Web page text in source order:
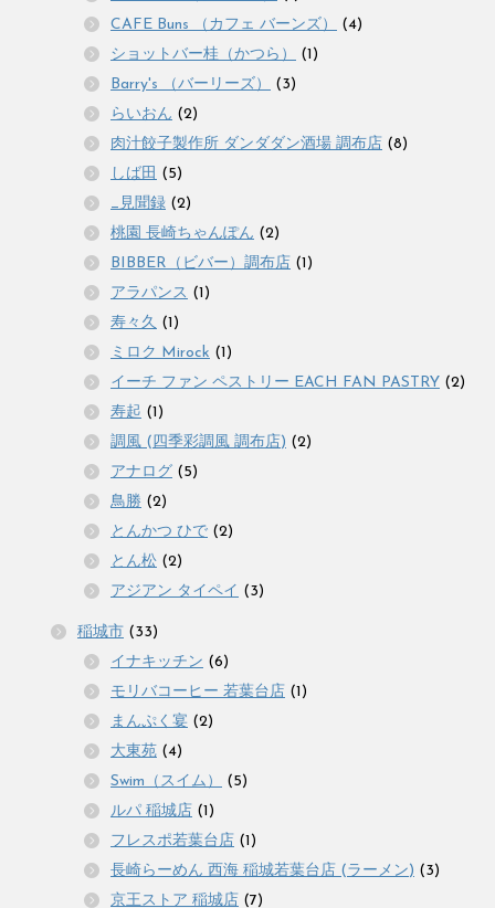
CAFE Buns （カフェ バーンズ）
(4)
ショットバー桂（かつら）
(1)
Barry's （バーリーズ）
(3)
らいおん (2)
肉汁餃子製作所 ダンダダン酒場 調布店 (8)
しば田 (5)
_見聞録 (2)
桃園 長崎ちゃんぽん (2)
BIBBER（ビバー）調布店 (1)
アラパンス (1)
寿々久 (1)
ミロク Mirock (1)
イーチ ファン ペストリー EACH FAN PASTRY (2)
寿起 (1)
調風 (四季彩調風 調布店) (2)
アナログ (5)
鳥勝 (2)
とんかつ ひで (2)
とん松 (2)
アジアン タイペイ (3)
稲城市 (33)
イナキッチン (6)
モリバコーヒー 若葉台店 (1)
まんぷく宴 (2)
大東苑 (4)
Swim（スイム）
(5)
ルパ 稲城店 (1)
フレスポ若葉台店 (1)
長崎らーめん 西海 稲城若葉台店 (ラーメン) (3)
京王ストア 稲城店 (7)